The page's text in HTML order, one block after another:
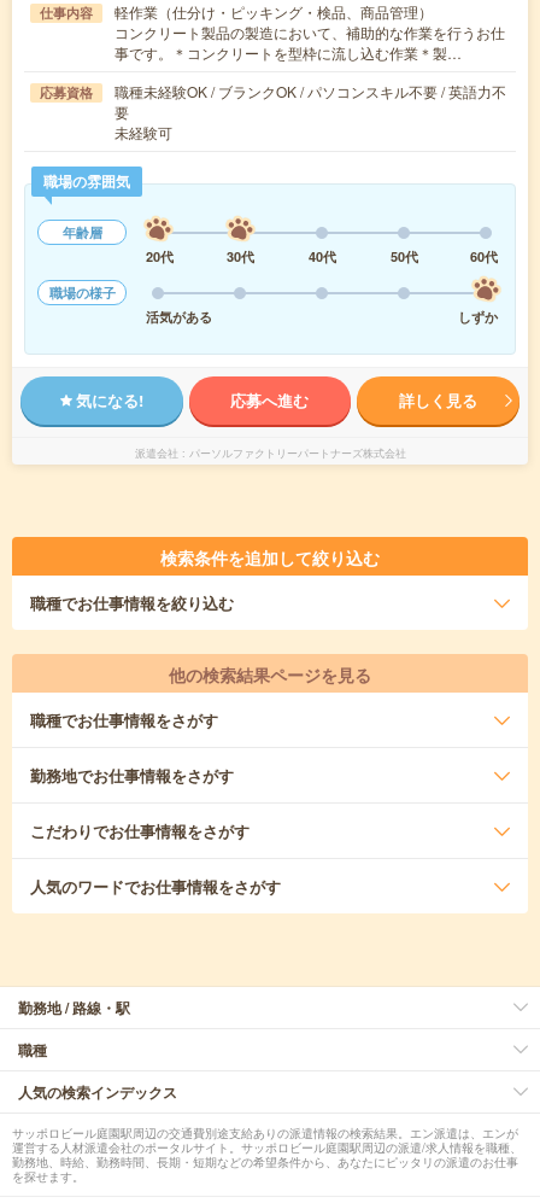
仕事内容
軽作業（仕分け・ピッキング・検品、商品管理）
コンクリート製品の製造において、補助的な作業を行うお仕
事です。＊コンクリートを型枠に流し込む作業＊製…
応募資格
職種未経験OK / ブランクOK / パソコンスキル不要 / 英語力不
要
未経験可
職場の雰囲気
年齢層
20代
30代 40代 50代
60代
職場の様子
活気がある
しずか
気になる! 応募へ進む 詳しく見る
派遣会社 パーソルファクトリーパートナーズ株式会社
検索条件を追加して絞り込む
職種でお仕事情報を絞り込む
他の検索結果ページを見る
職種でお仕事情報をさがす
勤務地でお仕事情報をさがす
こだわりでお仕事情報をさがす
人気のワードでお仕事情報をさがす
勤務地 / 路線・駅
職種
人気の検索インデックス
サッポロビール庭園駅周辺の交通費別途支給ありの派遣情報の検索結果。エン派遣は、エンが
運営する人材派遣会社のポータルサイト。サッポロビール庭園駅周辺の派遣/求人情報を職種、
勤務地、時給、勤務時間、長期・短期などの希望条件から、あなたにピッタリの派遣のお仕事
を探せます。